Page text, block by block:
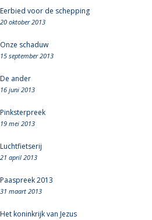
Eerbied voor de schepping
20 oktober 2013
Onze schaduw
15 september 2013
De ander
16 juni 2013
Pinksterpreek
19 mei 2013
Luchtfietserij
21 april 2013
Paaspreek 2013
31 maart 2013
Het koninkrijk van Jezus